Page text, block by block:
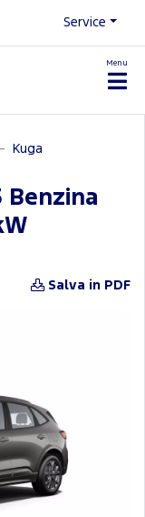
Service
Menu
Kuga
Benzina
Salva in PDF